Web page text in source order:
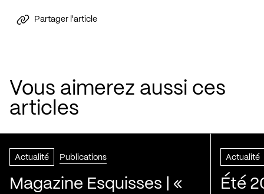
Partager l'article
Vous aimerez aussi ces
articles
Actualité Publications
Magazine Esquisses | «
Actualité
Été